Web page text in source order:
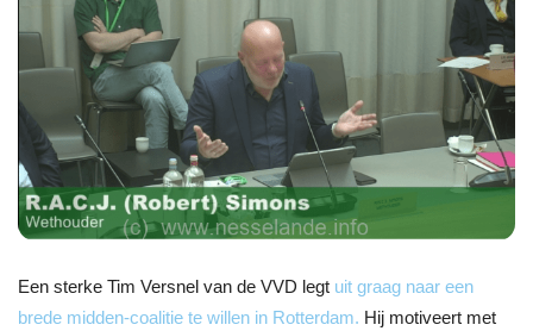
Een sterke Tim Versnel van de VVD legt uit graag naar een
brede midden-coalitie te willen in Rotterdam. Hij motiveert met